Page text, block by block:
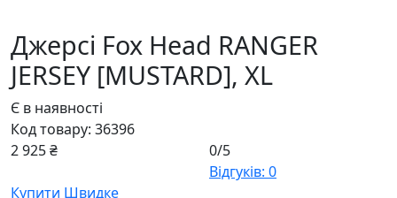
Джерсі Fox Head RANGER
JERSEY [MUSTARD], XL
Є в наявності
Код товару: 36396
2 925 ₴
0/5
Відгуків: 0
Купити Швидке